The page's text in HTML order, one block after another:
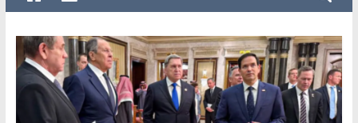
Analyses